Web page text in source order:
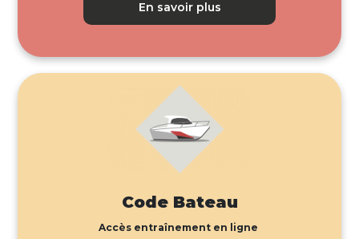
En savoir plus
Code Bateau
Accès entraînement en ligne